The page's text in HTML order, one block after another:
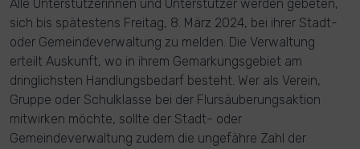
Alle Unterstützerinnen und Unterstützer werden gebeten,
sich bis spätestens Freitag, 8. März 2024, bei ihrer Stadt-
oder Gemeindeverwaltung zu melden. Die Verwaltung
erteilt Auskunft, wo in ihrem Gemarkungsgebiet am
dringlichsten Handlungsbedarf besteht. Wer als Verein,
Gruppe oder Schulklasse bei der Flursäuberungsaktion
mitwirken möchte, sollte der Stadt- oder
Gemeindeverwaltung zudem die ungefähre Zahl der